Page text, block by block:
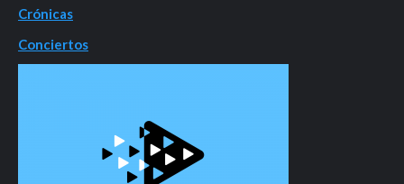
Crónicas
Conciertos